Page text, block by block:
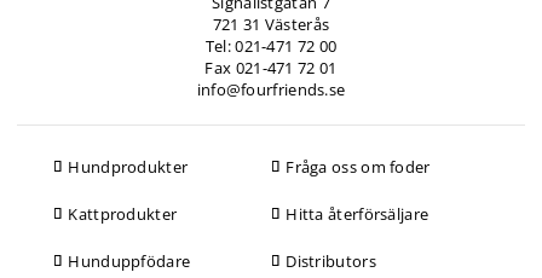
721 31 Västerås
Tel: 021-471 72 00
Fax 021-471 72 01
info@fourfriends.se
Hundprodukter
Kattprodukter
Hunduppfödare
Fråga oss om foder
Hitta återförsäljare
Distributors